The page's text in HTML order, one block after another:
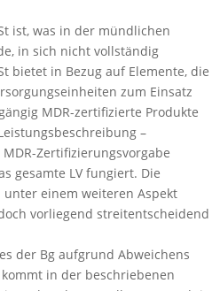
ist, was in der mündlichen
in sich nicht vollständig
bietet in Bezug auf Elemente, die
zum Einsatz
MDR-zertifizierte Produkte
–
Zertifizierungsvorgabe
gesamte LV fungiert. Die
einem weiteren Aspekt
vorliegend streitentscheidend
der Bg aufgrund Abweichens
in der beschriebenen